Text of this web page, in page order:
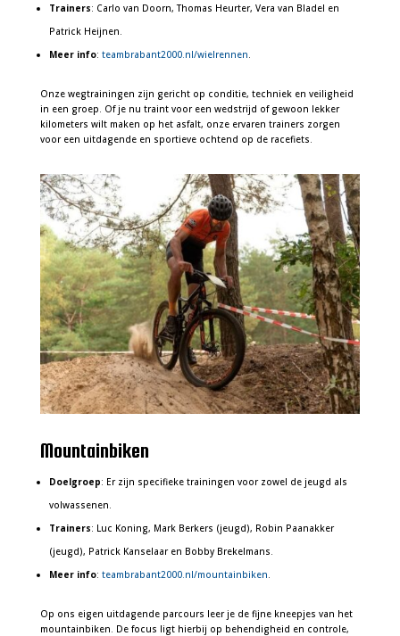
Trainers: Carlo van Doorn, Thomas Heurter, Vera van Bladel en
Patrick Heijnen.
Meer info: teambrabant2000.nl/wielrennen.
Onze wegtrainingen zijn gericht op conditie, techniek en veiligheid
in een groep. Of je nu traint voor een wedstrijd of gewoon lekker
kilometers wilt maken op het asfalt, onze ervaren trainers zorgen
voor een uitdagende en sportieve ochtend op de racefiets.
Mountainbiken
Doelgroep: Er zijn specifieke trainingen voor zowel de jeugd als
volwassenen.
Trainers: Luc Koning, Mark Berkers (jeugd), Robin Paanakker
(jeugd), Patrick Kanselaar en Bobby Brekelmans.
Meer info: teambrabant2000.nl/mountainbiken
Op ons eigen uitdagende parcours leer je de fijne kneepjes van het
mountainbiken. De focus ligt hierbij op behendigheid en controle,